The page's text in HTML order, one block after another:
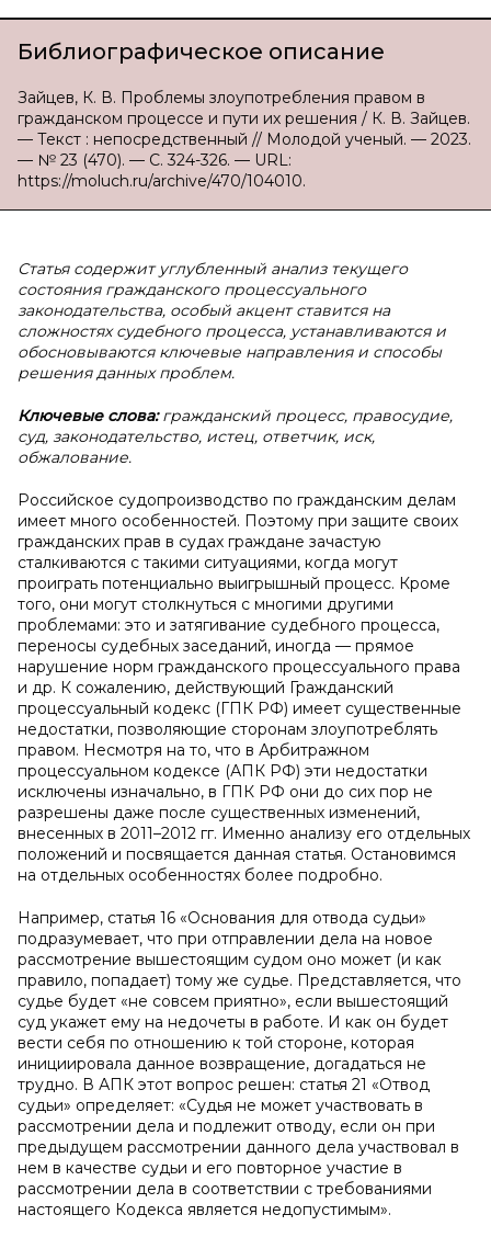
Библиографическое описание
Зайцев, К. В. Проблемы злоупотребления правом в
гражданском процессе и пути их решения / К. В. Зайцев.
— Текст : непосредственный // Молодой ученый. — 2023.
— № 23 (470). — С. 324-326. — URL:
https://moluch.ru/archive/470/104010.
Статья содержит углубленный анализ текущего
состояния гражданского процессуального
законодательства, особый акцент ставится на
сложностях судебного процесса, устанавливаются и
обосновываются ключевые направления и способы
решения данных проблем.
Ключевые слова:гражданский процесс, правосудие,
суд, законодательство, истец, ответчик, иск,
обжалование.
Российское судопроизводство по гражданским делам
имеет много особенностей. Поэтому при защите своих
гражданских прав в судах граждане зачастую
сталкиваются с такими ситуациями, когда могут
проиграть потенциально выигрышный процесс. Кроме
того, они могут столкнуться с многими другими
проблемами: это и затягивание судебного процесса,
переносы судебных заседаний, иногда — прямое
нарушение норм гражданского процессуального права
и др. К сожалению, действующий Гражданский
процессуальный кодекс (ГПК РФ) имеет существенные
недостатки, позволяющие сторонам злоупотреблять
правом. Несмотря на то, что в Арбитражном
процессуальном кодексе (АПК РФ) эти недостатки
исключены изначально, в ГПК РФ они до сих пор не
разрешены даже после существенных изменений,
внесенных в 2011–2012 гг. Именно анализу его отдельных
положений и посвящается данная статья. Остановимся
на отдельных особенностях более подробно.
Например, статья 16 «Основания для отвода судьи»
подразумевает, что при отправлении дела на новое
рассмотрение вышестоящим судом оно может (и как
правило, попадает) тому же судье. Представляется, что
судье будет «не совсем приятно», если вышестоящий
суд укажет ему на недочеты в работе. И как он будет
вести себя по отношению к той стороне, которая
инициировала данное возвращение, догадаться не
трудно. В АПК этот вопрос решен: статья 21 «Отвод
судьи» определяет: «Судья не может участвовать в
рассмотрении дела и подлежит отводу, если он при
предыдущем рассмотрении данного дела участвовал в
нем в качестве судьи и его повторное участие в
рассмотрении дела в соответствии с требованиями
настоящего Кодекса является недопустимым».